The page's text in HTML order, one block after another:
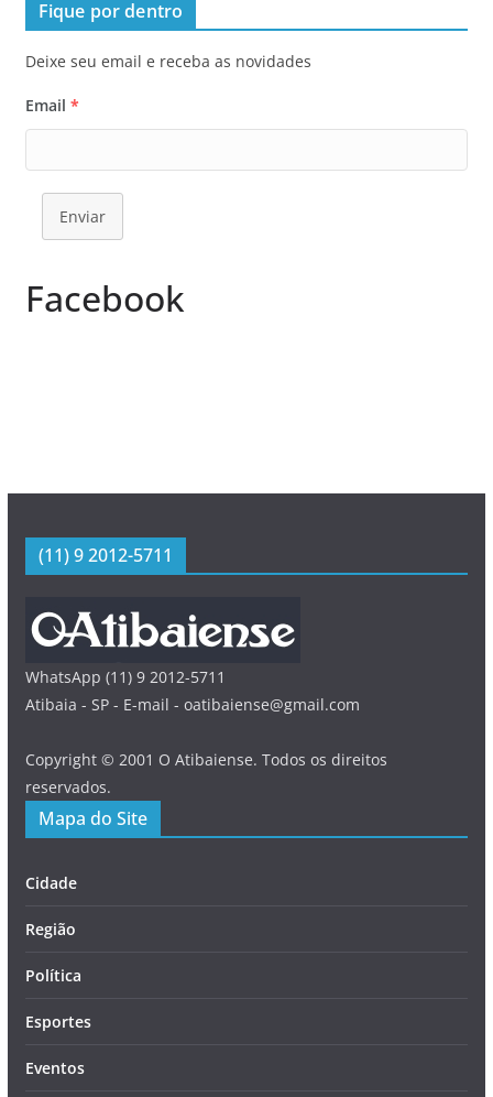
Fique por dentro
Deixe seu email e receba as novidades
Email *
Enviar
Facebook
(11) 9 2012-5711
WhatsApp (11) 9 2012-5711
Atibaia - SP - E-mail - oatibaiense@gmail.com
Copyright © 2001 O Atibaiense. Todos os direitos
reservados.
Mapa do Site
Cidade
Região
Política
Esportes
Eventos